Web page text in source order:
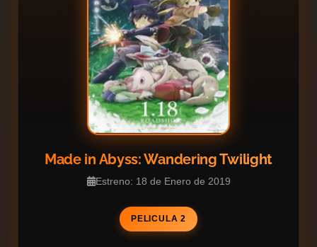
Made in Abyss: Wandering Twilight
Estreno: 18 de Enero de 2019
PELICULA 2